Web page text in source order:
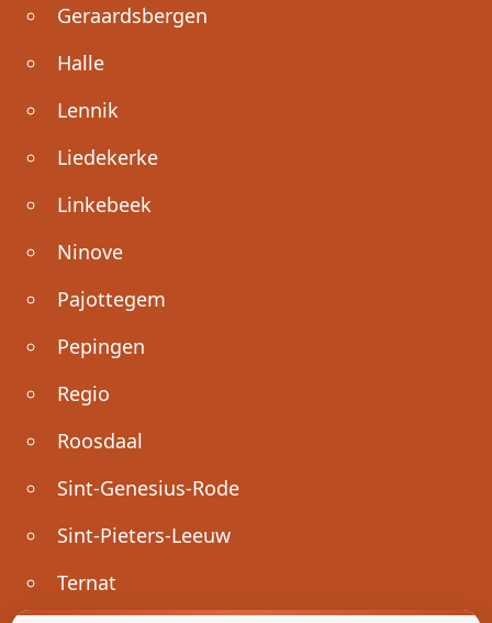
Geraardsbergen
Halle
Lennik
Liedekerke
Linkebeek
Ninove
Pajottegem
Pepingen
Regio
Roosdaal
Sint-Genesius-Rode
Sint-Pieters-Leeuw
Ternat